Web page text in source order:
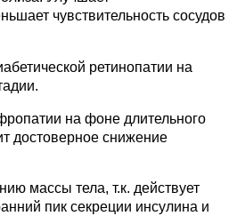
чувствительность сосудов
ретинопатии на
на фоне длительного
достоверное снижение
массы тела, т.к. действует
пик секреции инсулина и